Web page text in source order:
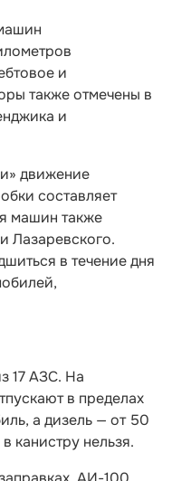
и
также отмечены в
и
движение
составляет
машин также
Лазаревского.
в течение дня
17 АЗС. На
в пределах
а дизель — от 50
канистру нельзя.